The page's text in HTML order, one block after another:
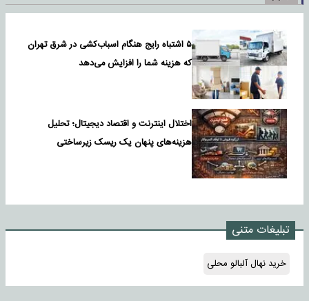
۵ اشتباه رایج هنگام اسباب‌کشی در شرق تهران
که هزینه شما را افزایش می‌دهد
اختلال اینترنت و اقتصاد دیجیتال؛ تحلیل
هزینه‌های پنهان یک ریسک زیرساختی
تبلیغات متنی
خرید نهال آلبالو محلی